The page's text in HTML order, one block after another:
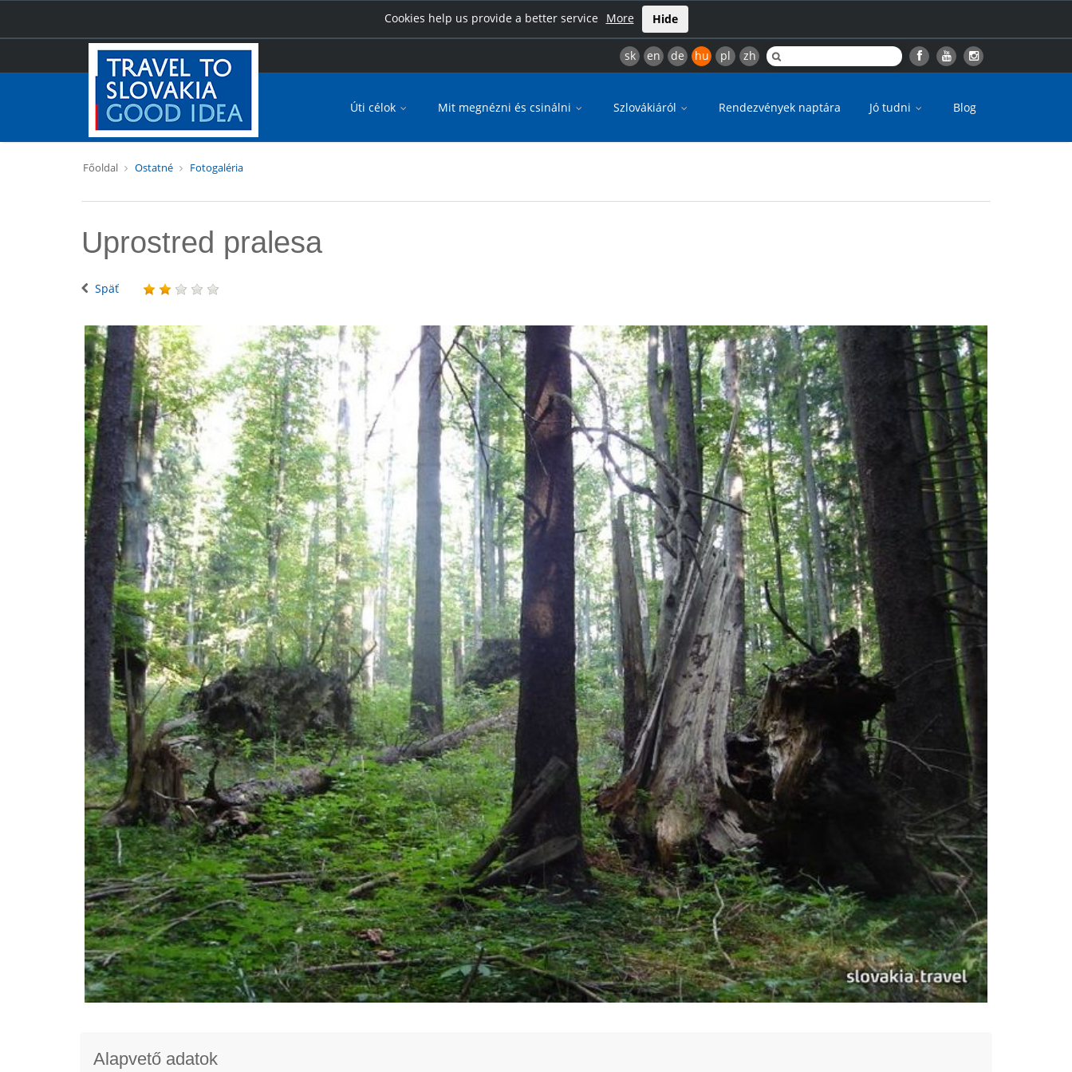
Cookies help us provide a better service More Hide
sk en de hu pl zh
Úti célok Mit megnézni és csinálni Szlovákiáról Rendezvények naptára Jó tudni Blog
Főoldal Ostatné Fotogaléria
Uprostred pralesa
Späť
Alapvető adatok